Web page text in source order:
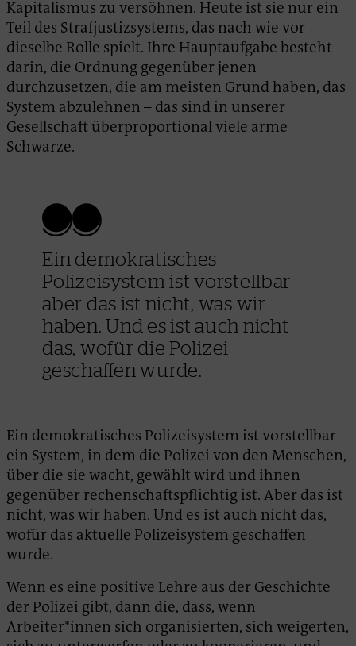
Kapitalismus zu versöhnen. Heute ist sie nur ein
Teil des Strafjustizsystems, das nach wie vor
dieselbe Rolle spielt. Ihre Hauptaufgabe besteht
darin, die Ordnung gegenüber jenen
durchzusetzen, die am meisten Grund haben, das
System abzulehnen – das sind in unserer
Gesellschaft überproportional viele arme
Schwarze.
Ein demokratisches
Polizeisystem ist vorstellbar –
aber das ist nicht, was wir
haben. Und es ist auch nicht
das, wofür die Polizei
geschaffen wurde.
Ein demokratisches Polizeisystem ist vorstellbar –
ein System, in dem die Polizei von den Menschen,
über die sie wacht, gewählt wird und ihnen
gegenüber rechenschaftspflichtig ist. Aber das ist
nicht, was wir haben. Und es ist auch nicht das,
wofür das aktuelle Polizeisystem geschaffen
wurde.
Wenn es eine positive Lehre aus der Geschichte
der Polizei gibt, dann die, dass, wenn
Arbeiter*innen sich organisierten, sich weigerten,